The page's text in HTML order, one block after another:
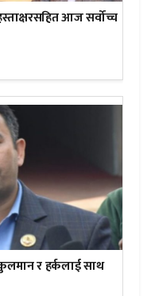
आज सर्वोच्च
र हर्कलाई साथ